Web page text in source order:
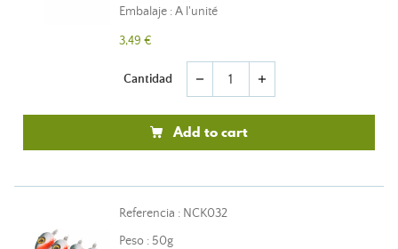
Embalaje : A l'unité
3,49 €
Cantidad remove add
Add to cart
Referencia : NCK032
Peso : 50g